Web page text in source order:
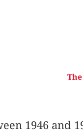
1946 and